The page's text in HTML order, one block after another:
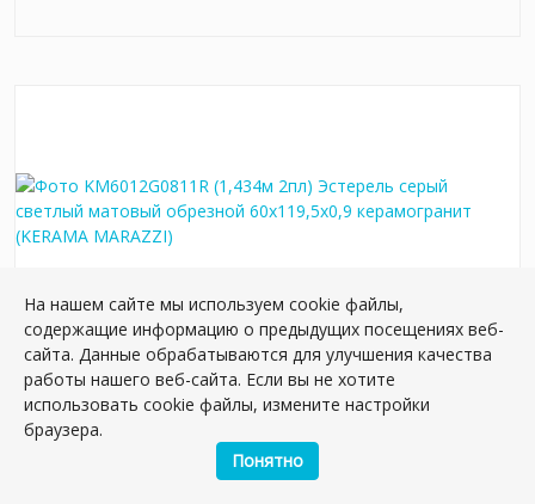
KM6012G0811R (1,434м 2пл) Эстерель серый
светлый матовый обрезной 60x119,5x0,9
керамогранит
KM6012G0811R
На нашем сайте мы используем cookie файлы,
содержащие информацию о предыдущих посещениях веб-
сайта. Данные обрабатываются для улучшения качества
работы нашего веб-сайта. Если вы не хотите
использовать cookie файлы, измените настройки
браузера.
Понятно